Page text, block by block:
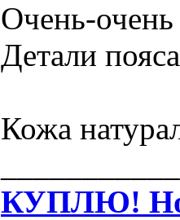
Очень-
Детали
Кожа
КУПЛЮ!